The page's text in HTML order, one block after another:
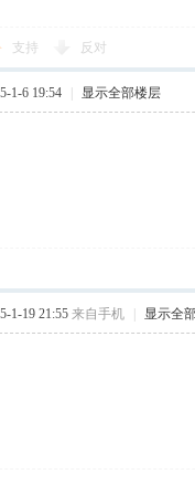
支持 反对
1-6 19:54 显示全部楼层
1-19 21:55 来自手机 显示全